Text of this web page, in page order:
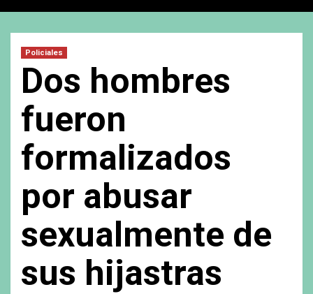
Policiales
Dos hombres
fueron
formalizados
por abusar
sexualmente de
sus hijastras